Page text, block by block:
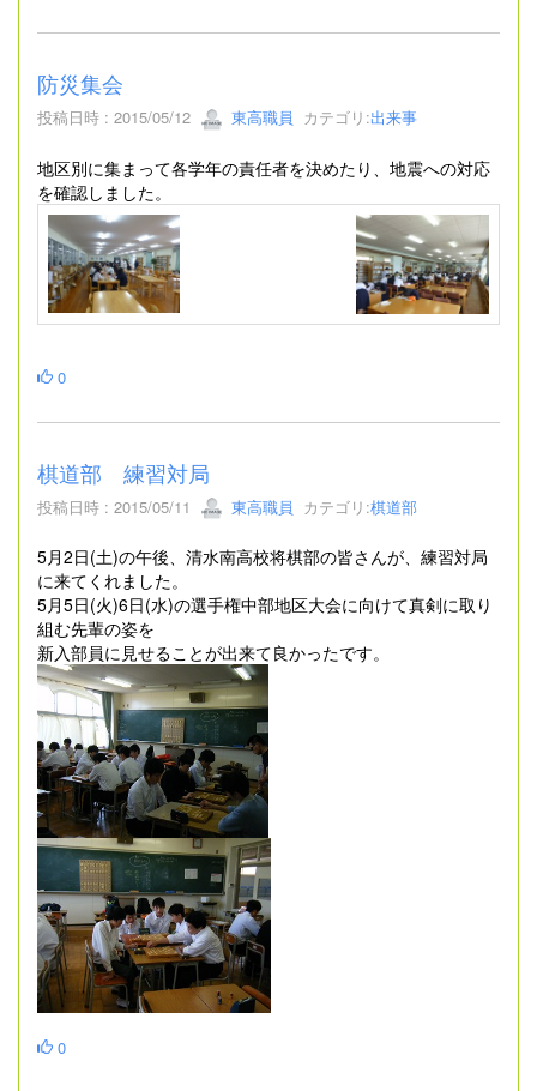
防災集会
投稿日時 : 2015/05/12 東高職員 カテゴリ:出来事
地区別に集まって各学年の責任者を決めたり、地震への対応
を確認しました。
0
棋道部 練習対局
投稿日時 : 2015/05/11 東高職員 カテゴリ:棋道部
5月2日(土)の午後、清水南高校将棋部の皆さんが、練習対局
に来てくれました。
5月5日(火)6日(水)の選手権中部地区大会に向けて真剣に取り
組む先輩の姿を
新入部員に見せることが出来て良かったです。
0